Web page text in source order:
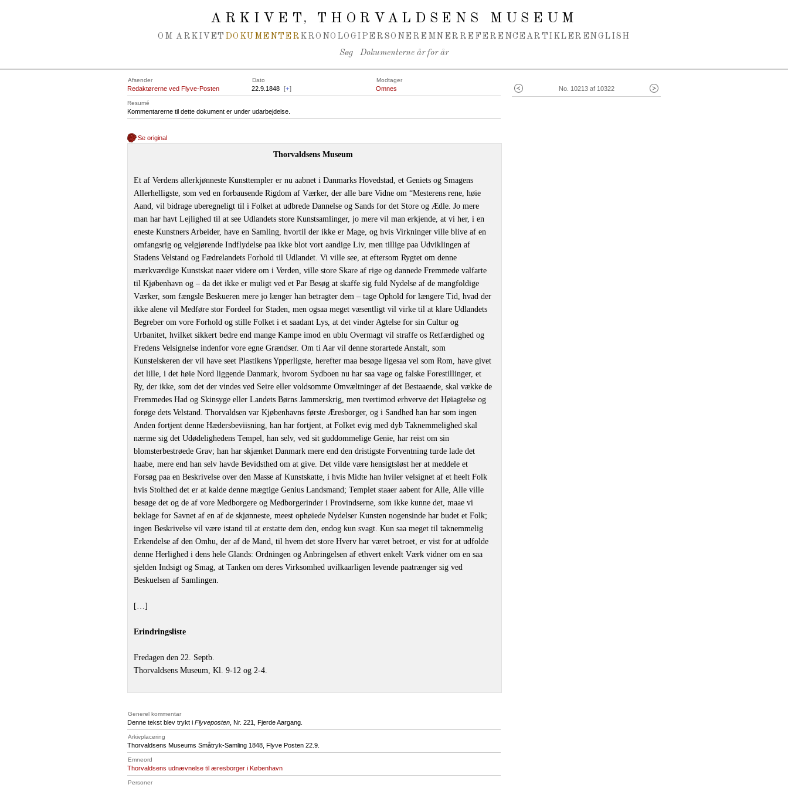
ARKIVET, THORVALDSENS MUSEUM
OM ARKIVET DOKUMENTER KRONOLOGI PERSONER EMNER REFERENCEARTIKLER ENGLISH
Søg Dokumenterne år for år
No. 10213 af 10322
Afsender Dato Modtager
Redaktørerne ved Flyve-Posten 22.9.1848 [+] Omnes
Resumé
Kommentarerne til dette dokument er under udarbejdelse.
Se original
Thorvaldsens Museum
Et af Verdens allerkjønneste Kunsttempler er nu aabnet i Danmarks Hovedstad, et Geniets og Smagens
Allerhelligste, som ved en forbausende Rigdom af Værker, der alle bare Vidne om “Mesterens rene, høie
Aand, vil bidrage uberegneligt til i Folket at udbrede Dannelse og Sands for det Store og Ædle. Jo mere
man har havt Lejlighed til at see Udlandets store Kunstsamlinger, jo mere vil man erkjende, at vi her, i en
eneste Kunstners Arbeider, have en Samling, hvortil der ikke er Mage, og hvis Virkninger ville blive af en
omfangsrig og velgjørende Indflydelse paa ikke blot vort aandige Liv, men tillige paa Udviklingen af
Stadens Velstand og Fædrelandets Forhold til Udlandet. Vi ville see, at eftersom Rygtet om denne
mærkværdige Kunstskat naaer videre om i Verden, ville store Skare af rige og dannede Fremmede valfarte
til Kjøbenhavn og ‒ da det ikke er muligt ved et Par Besøg at skaffe sig fuld Nydelse af de mangfoldige
Værker, som fængsle Beskueren mere jo længer han betragter dem ‒ tage Ophold for længere Tid, hvad der
ikke alene vil Medføre stor Fordeel for Staden, men ogsaa meget væsentligt vil virke til at klare Udlandets
Begreber om vore Forhold og stille Folket i et saadant Lys, at det vinder Agtelse for sin Cultur og
Urbanitet, hvilket sikkert bedre end mange Kampe imod en ublu Overmagt vil straffe os Retfærdighed og
Fredens Velsignelse indenfor vore egne Grændser. Om ti Aar vil denne storartede Anstalt, som
Kunstelskeren der vil have seet Plastikens Ypperligste, herefter maa besøge ligesaa vel som Rom, have givet
det lille, i det høie Nord liggende Danmark, hvorom Sydboen nu har saa vage og falske Forestillinger, et
Ry, der ikke, som det der vindes ved Seire eller voldsomme Omvæltninger af det Bestaaende, skal vække de
Fremmedes Had og Skinsyge eller Landets Børns Jammerskrig, men tvertimod erhverve det Høiagtelse og
forøge dets Velstand. Thorvaldsen var Kjøbenhavns første Æresborger, og i Sandhed han har som ingen
Anden fortjent denne Hædersbeviisning, han har fortjent, at Folket evig med dyb Taknemmelighed skal
nærme sig det Udødelighedens Tempel, han selv, ved sit guddommelige Genie, har reist om sin
blomsterbestrøede Grav; han har skjænket Danmark mere end den dristigste Forventning turde lade det
haabe, mere end han selv havde Bevidsthed om at give. Det vilde være hensigtsløst her at meddele et
Forsøg paa en Beskrivelse over den Masse af Kunstskatte, i hvis Midte han hviler velsignet af et heelt Folk
hvis Stolthed det er at kalde denne mægtige Genius Landsmand; Templet staaer aabent for Alle, Alle ville
besøge det og de af vore Medborgere og Medborgerinder i Provindserne, som ikke kunne det, maae vi
beklage for Savnet af en af de skjønneste, meest ophøiede Nydelser Kunsten nogensinde har budet et Folk;
ingen Beskrivelse vil være istand til at erstatte dem den, endog kun svagt. Kun saa meget til taknemmelig
Erkendelse af den Omhu, der af de Mand, til hvem det store Hverv har været betroet, er vist for at udfolde
denne Herlighed i dens hele Glands: Ordningen og Anbringelsen af ethvert enkelt Værk vidner om en saa
sjelden Indsigt og Smag, at Tanken om deres Virksomhed uvilkaarligen levende paatrænger sig ved
Beskuelsen af Samlingen.
[…]
Erindringsliste
Fredagen den 22. Septb.
Thorvaldsens Museum, Kl. 9-12 og 2-4.
Generel kommentar
Denne tekst blev trykt i Flyveposten , Nr. 221, Fjerde Aargang.
Arkivplacering
Thorvaldsens Museums Småtryk-Samling 1848, Flyve Posten 22.9.
Emneord
Thorvaldsens udnævnelse til æresborger i København
Personer